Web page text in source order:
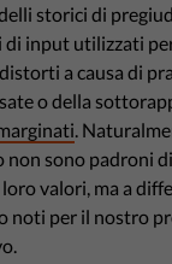
storici di
di input utilizzati
a causa di
o della
.
non sono padroni
valori, ma a
noti per il nostro